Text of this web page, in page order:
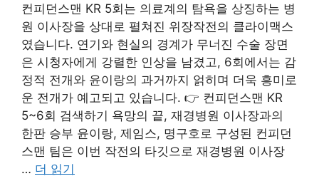
컨피던스맨 KR 5회는 의료계의 탐욕을 상징하는 병
원 이사장을 상대로 펼쳐진 위장작전의 클라이맥스
였습니다. 연기와 현실의 경계가 무너진 수술 장면
은 시청자에게 강렬한 인상을 남겼고, 6회에서는 감
정적 전개와 윤이랑의 과거까지 얽히며 더욱 흥미로
운 전개가 예고되고 있습니다. 👉 컨피던스맨 KR
5~6회 검색하기 욕망의 끝, 재경병원 이사장과의
한판 승부 윤이랑, 제임스, 명구호로 구성된 컨피던
스맨 팀은 이번 작전의 타깃으로 재경병원 이사장
… 더 읽기